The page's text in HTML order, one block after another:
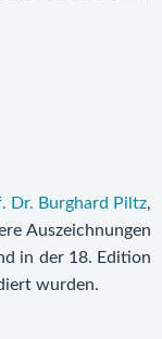
Dr. Burghard Piltz,
Auszeichnungen
in der 18. Edition
wurden.